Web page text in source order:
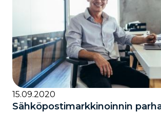
15.09.2020
Sähköpostimarkkinoinnin